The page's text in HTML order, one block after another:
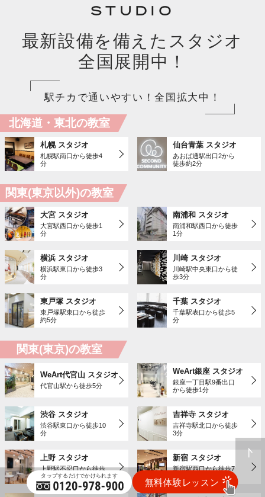
STUDIO
最新設備を備えたスタジオ
全国展開中！
駅チカで通いやすい！全国拡大中！
北海道・東北の教室
札幌 スタジオ
札幌駅南口から徒歩4
分
仙台青葉 スタジオ
あおば通駅出口2から
徒歩約2分
関東(東京以外)の教室
大宮 スタジオ
大宮駅西口から徒歩1
分
南浦和 スタジオ
南浦和駅西口から徒歩
1分
横浜 スタジオ
横浜駅東口から徒歩3
分
川崎 スタジオ
川崎駅中央東口から徒
歩3分
東戸塚 スタジオ
東戸塚駅東口から徒歩
約5分
千葉 スタジオ
千葉駅表口から徒歩5
分
関東(東京)の教室
WeArt代官山 スタジオ
代官山駅から徒歩5分
WeArt銀座 スタジオ
銀座一丁目駅9番出口
から徒歩1分
渋谷 スタジオ
渋谷駅東口から徒歩10
分
吉祥寺 スタジオ
吉祥寺駅北口から徒歩
3分
上野 スタジオ
上野駅不忍口から徒歩
3分
新宿 スタジオ
新宿駅西口から徒歩7